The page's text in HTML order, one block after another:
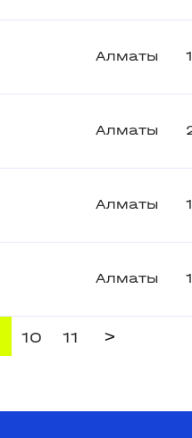
Алматы
Алматы
Алматы
Алматы
10 11 >